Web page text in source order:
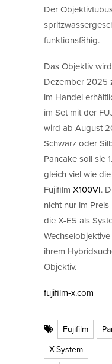
Der
funktionsfähig.
Das Objektiv
Dezember 2025
im Handel
im Set mit der
wird ab August
Schwarz oder
Pancake soll sie
gleich viel wie
Fujifilm X100VI.
nicht nur im
die X-E5 als
ihrem
Objektiv.
fujifilm-x.com
Fujifilm
X-System